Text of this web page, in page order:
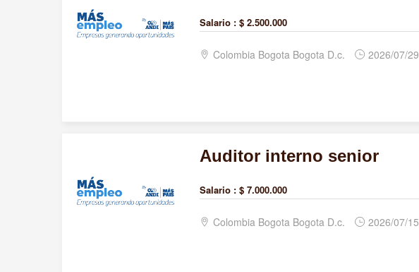
Salario : $ 2.500.000
Colombia Bogota Bogota D.c. 2026/07/29
Auditor interno senior
Salario : $ 7.000.000
Colombia Bogota Bogota D.c. 2026/07/15